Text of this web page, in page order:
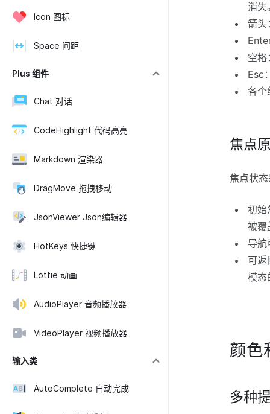
Icon 图标
Space 间距
Plus 组件
Chat 对话
CodeHighlight 代码高亮
Markdown 渲染器
DragMove 拖拽移动
JsonViewer Json编辑器
HotKeys 快捷键
Lottie 动画
AudioPlayer 音频播放器
VideoPlayer 视频播放器
输入类
AutoComplete 自动完成
消失
箭头
空格
Esc
各个
焦点
焦点状
初始
被覆
导
可返
模态
颜色
多种